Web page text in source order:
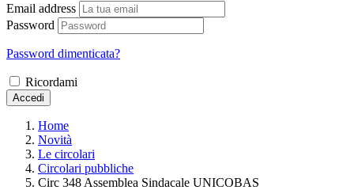
Email address
Password
Password dimenticata?
Ricordami
Accedi
Home
Novità
Le circolari
Circolari pubbliche
Circ 348 Assemblea Sindacale UNICOBAS